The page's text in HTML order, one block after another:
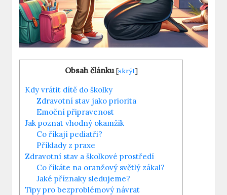
Obsah článku [skrýt]
Kdy vrátit dítě do školky
Zdravotní stav jako priorita
Emoční připravenost
Jak poznat vhodný okamžik
Co říkají pediatři?
Příklady z praxe
Zdravotní stav a školkové prostředí
Co říkáte na oranžový světlý zákal?
Jaké příznaky sledujeme?
Tipy pro bezproblémový návrat